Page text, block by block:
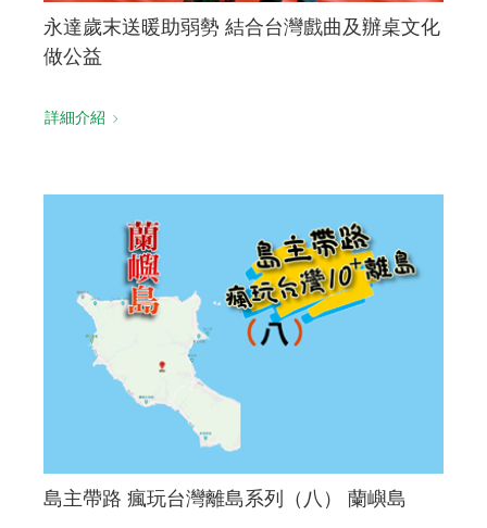
永達歲末送暖助弱勢 結合台灣戲曲及辦桌文化
做公益
詳細介紹
島主帶路 瘋玩台灣離島系列（八） 蘭嶼島